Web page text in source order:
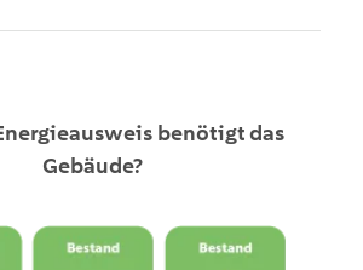
benötigt das
Gebäude?